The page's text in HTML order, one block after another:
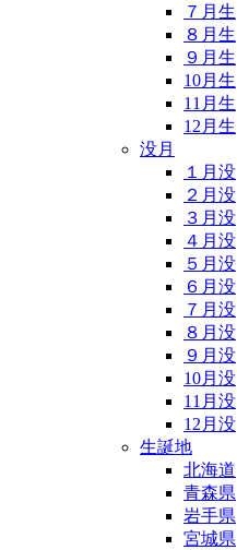
７月生
８月生
９月生
10月生
11月生
12月生
没月
１月没
２月没
３月没
４月没
５月没
６月没
７月没
８月没
９月没
10月没
11月没
12月没
生誕地
北海道
青森県
岩手県
宮城県